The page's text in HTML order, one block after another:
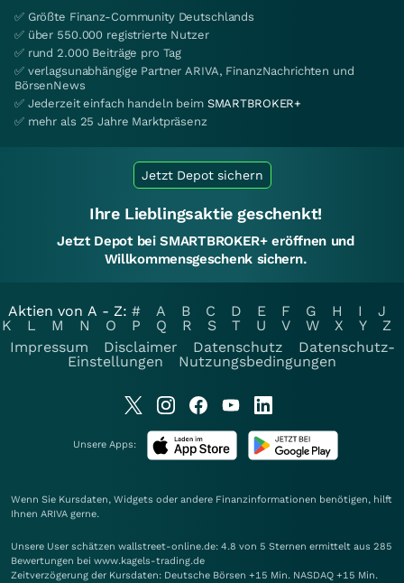
✅ Größte Finanz-Community Deutschlands
✅ über 550.000 registrierte Nutzer
✅ rund 2.000 Beiträge pro Tag
✅ verlagsunabhängige Partner ARIVA, FinanzNachrichten und
BörsenNews
✅ Jederzeit einfach handeln beim SMARTBROKER+
✅ mehr als 25 Jahre Marktpräsenz
Jetzt Depot sichern
Ihre Lieblingsaktie geschenkt!
Jetzt Depot bei SMARTBROKER+ eröffnen und
Willkommensgeschenk sichern.
Aktien von A - Z: # A B C D E F G H I
J
K
L M N O P Q R S T U V W X Y
Z
Impressum
Disclaimer Datenschutz
Datenschutz-
Einstellungen
Nutzungsbedingungen
Unsere Apps:
Wenn Sie Kursdaten, Widgets oder andere Finanzinformationen benötigen, hilft
Ihnen ARIVA gerne.
Unsere User schätzen wallstreet-online.de: 4.8 von 5 Sternen ermittelt aus 285
Bewertungen bei www.kagels-trading.de
Zeitverzögerung der Kursdaten: Deutsche Börsen +15 Min. NASDAQ +15 Min.